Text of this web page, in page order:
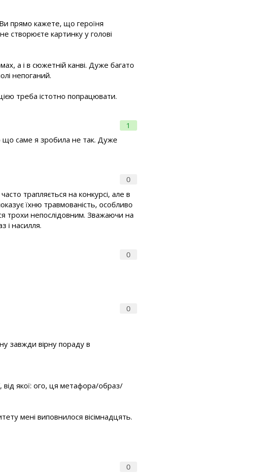
прямо кажете, що героїня
створюєте картинку у голові
а і в сюжетній канві. Дуже багато
непоганий.
треба істотно попрацювати.
1
що саме я зробила не так. Дуже
0
трапляється на конкурсі, але в
їхню травмованість, особливо
трохи непослідовним. Зважаючи на
і насилля.
0
0
завжди вірну пораду в
від якої: ого, ця метафора/образ/
мені виповнилося вісімнадцять.
0